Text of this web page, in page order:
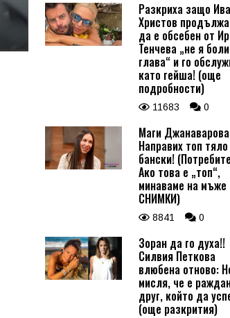
Разкриха защо
Христов
да е обсебен от
Тенчева „не я боли
глава“ и го
като гейша! (още
подробности)
11683 0
Маги
Направих топ
бански!
Ако това е „топ“,
минаваме на мъже
СНИМКИ)
8841 0
Зоран да го духа!!
Силвия Петкова
влюбена отново:
мисля, че е
друг, който да
(още разкрития)